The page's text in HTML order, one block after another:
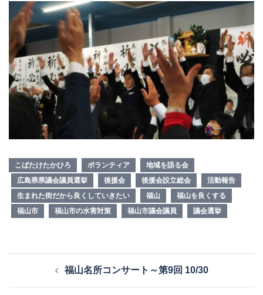
こばたけたかひろ ボランティア
地域を語る会
広島県県議会議員選挙
後援会 後援会設立総会
活動報告
生まれた街だから良くしていきたい
福山
福山を良くする
福山市
福山市の水害対策 福山市議会議員 議会選挙
福山名所コンサート～第9回 10/30